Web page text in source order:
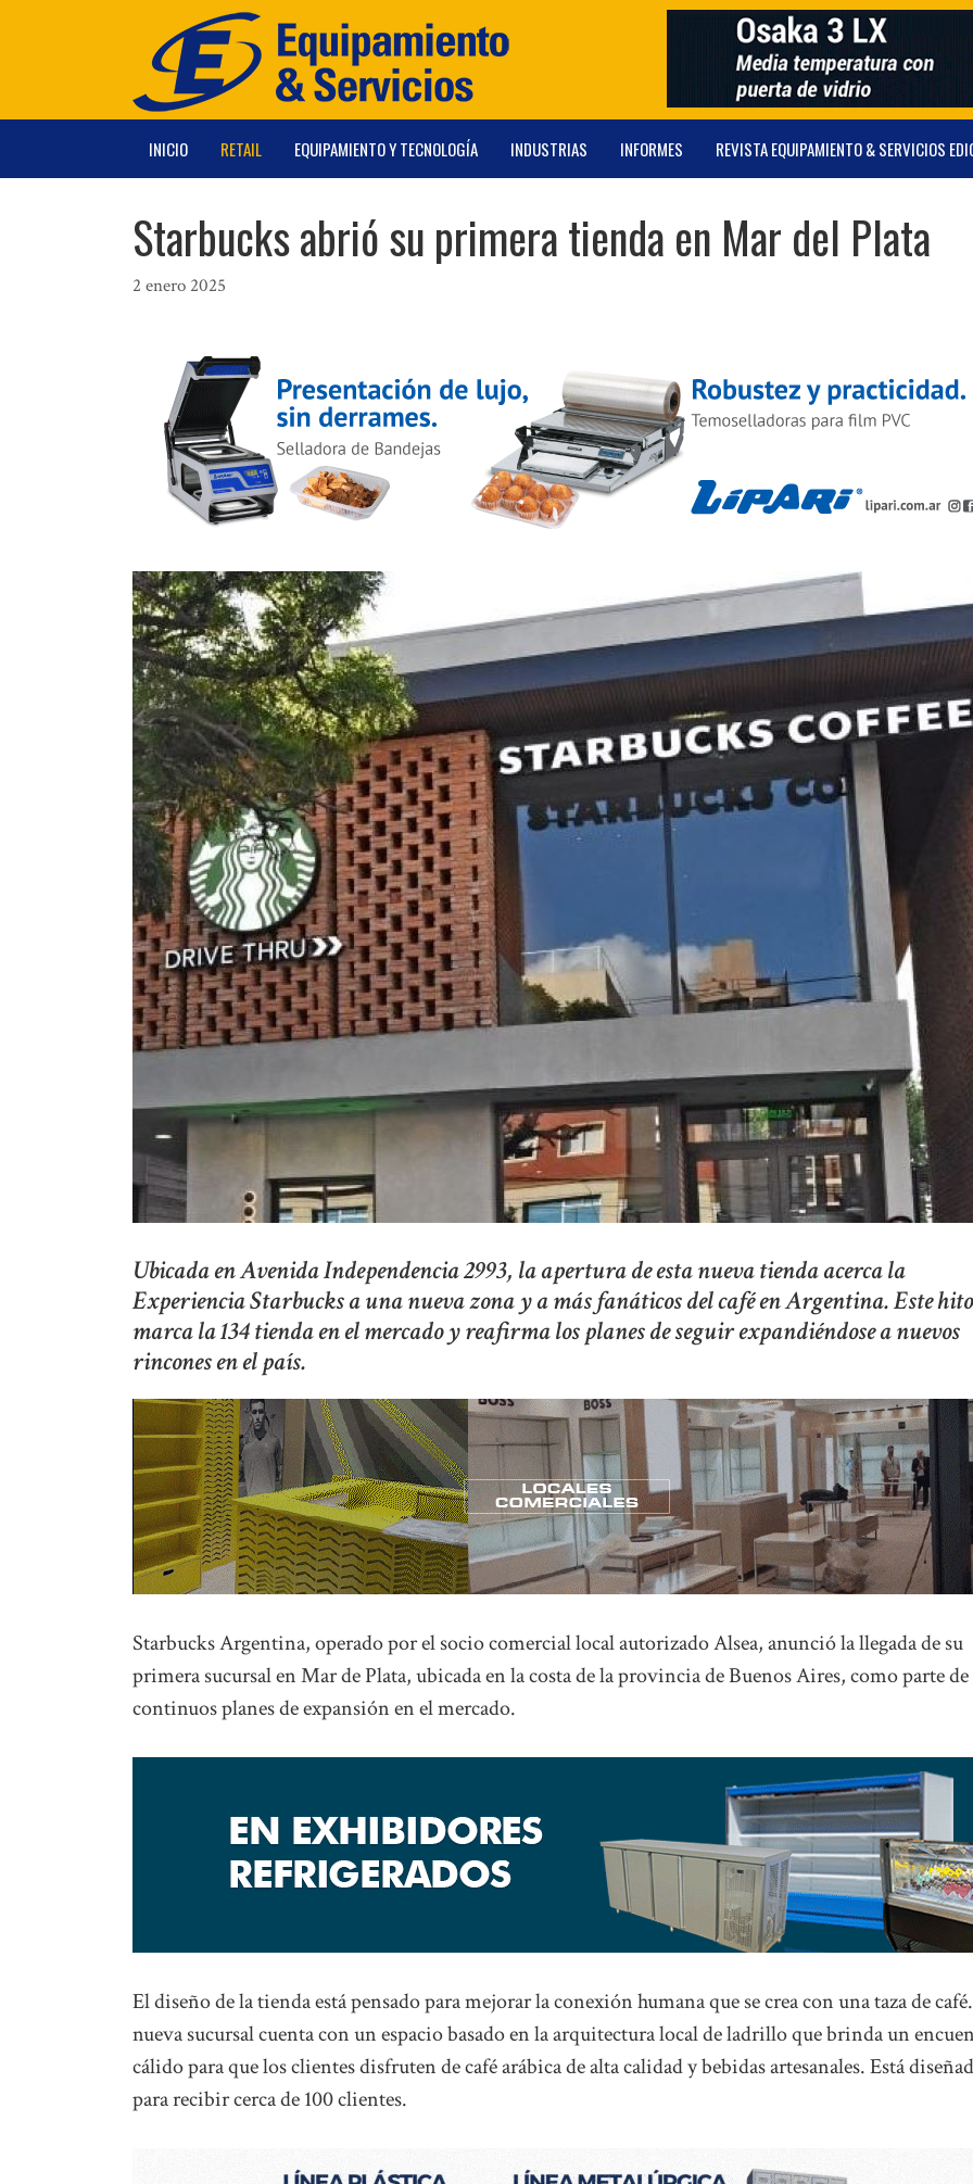
INICIO RETAIL EQUIPAMIENTO Y TECNOLOGÍA INDUSTRIAS INFORMES REVISTA EQUIPAMIENTO & SERVICIOS
Starbucks abrió su primera tienda en Mar del Plata
2 enero 2025
Ubicada en Avenida Independencia 2993, la apertura de esta nueva tienda acerca la
Experiencia Starbucks a una nueva zona y a más fanáticos del café en Argentina. Este hito
marca la 134 tienda en el mercado y reafirma los planes de seguir expandiéndose a nuevos
rincones en el país.
Starbucks Argentina, operado por el socio comercial local autorizado Alsea, anunció la llegada de su
primera sucursal en Mar de Plata, ubicada en la costa de la provincia de Buenos Aires, como parte de
continuos planes de expansión en el mercado.
El diseño de la tienda está pensado para mejorar la conexión humana que se crea con una taza de
nueva sucursal cuenta con un espacio basado en la arquitectura local de ladrillo que brinda un
cálido para que los clientes disfruten de café arábica de alta calidad y bebidas artesanales. Está
para recibir cerca de 100 clientes.